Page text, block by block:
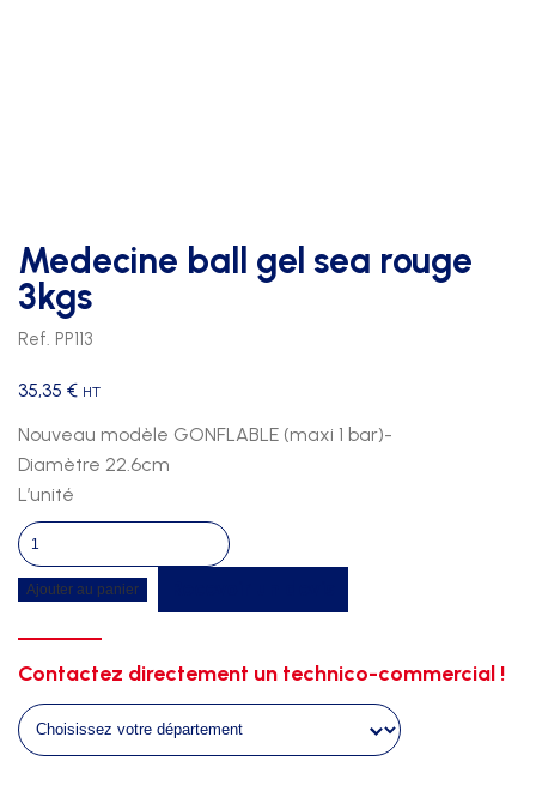
Medecine ball gel sea rouge
3kgs
Ref. PP113
35,35 € HT
Nouveau modèle GONFLABLE (maxi 1 bar)-
Diamètre 22.6cm
L’unité
quantité
de
Medecine
sea
rouge
3kgs
Ajouter au panier
Contactez directement un technico-commercial !